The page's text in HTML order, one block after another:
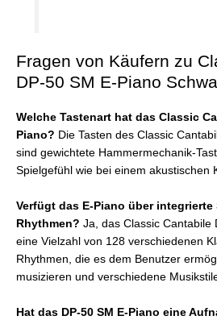
Fragen von Käufern zu
DP-50 SM E-Piano
Welche Tastenart hat das Classic
Piano? Die Tasten des Classic
sind gewichtete Hammermechanik-
Spielgefühl wie bei einem akustischen
Verfügt das E-Piano über integrierte
Rhythmen? Ja, das Classic Cantabile
eine Vielzahl von 128 verschiedenen
Rhythmen, die es dem Benutzer
musizieren und verschiedene
Hat das DP-50 SM E-Piano eine